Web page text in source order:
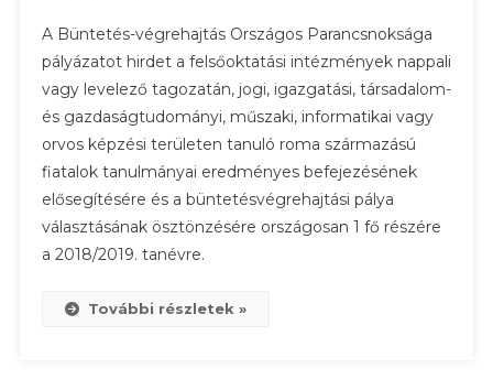
Büntetés-
Végrehajtás
Országos
Parancsnoksága
Pályázatot
Hirdet
A Büntetés-végrehajtás Országos Parancsnoksága
pályázatot hirdet a felsőoktatási intézmények nappali
vagy levelező tagozatán, jogi, igazgatási, társadalom-
és gazdaságtudományi, műszaki, informatikai vagy
orvos képzési területen tanuló roma származású
fiatalok tanulmányai eredményes befejezésének
elősegítésére és a büntetésvégrehajtási pálya
választásának ösztönzésére országosan 1 fő részére
a 2018/2019. tanévre.
További részletek »